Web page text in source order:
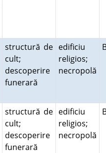
structură de
cult;
descoperire
funerară
edificiu
religios;
necropolă
structură de
cult;
descoperire
funerară
edificiu
religios;
necropolă